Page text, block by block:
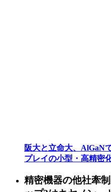
阪大と立命大、
プレイの小型・高精密
精密機器の他社牽